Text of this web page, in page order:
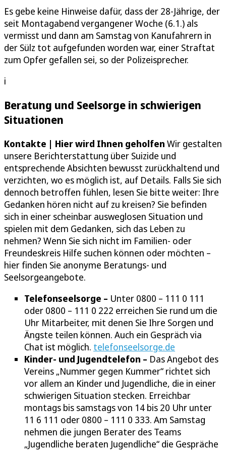
Es gebe keine Hinweise dafür, dass der 28-Jährige, der
seit Montagabend vergangener Woche (6.1.) als
vermisst und dann am Samstag von Kanufahrern in
der Sülz tot aufgefunden worden war, einer Straftat
zum Opfer gefallen sei, so der Polizeisprecher.
i
Beratung und Seelsorge in schwierigen
Situationen
Kontakte | Hier wird Ihnen geholfen Wir gestalten
unsere Berichterstattung über Suizide und
entsprechende Absichten bewusst zurückhaltend und
verzichten, wo es möglich ist, auf Details. Falls Sie sich
dennoch betroffen fühlen, lesen Sie bitte weiter: Ihre
Gedanken hören nicht auf zu kreisen? Sie befinden
sich in einer scheinbar ausweglosen Situation und
spielen mit dem Gedanken, sich das Leben zu
nehmen? Wenn Sie sich nicht im Familien- oder
Freundeskreis Hilfe suchen können oder möchten –
hier finden Sie anonyme Beratungs- und
Seelsorgeangebote.
Telefonseelsorge – Unter 0800 – 111 0 111
oder 0800 – 111 0 222 erreichen Sie rund um die
Uhr Mitarbeiter, mit denen Sie Ihre Sorgen und
Ängste teilen können. Auch ein Gespräch via
Chat ist möglich. telefonseelsorge.de
Kinder- und Jugendtelefon – Das Angebot des
Vereins „Nummer gegen Kummer“ richtet sich
vor allem an Kinder und Jugendliche, die in einer
schwierigen Situation stecken. Erreichbar
montags bis samstags von 14 bis 20 Uhr unter
11 6 111 oder 0800 – 111 0 333. Am Samstag
nehmen die jungen Berater des Teams
„Jugendliche beraten Jugendliche“ die Gespräche